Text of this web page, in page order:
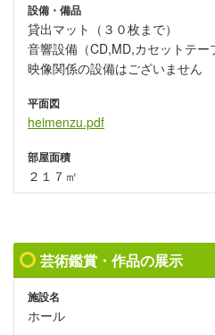
設備・備品
貸出マット（３０枚まで）
音響設備（CD,MD,カセットテ
映像関係の設備はございません
平面図
heimenzu.pdf
部屋面積
２１７㎡
芸術鑑賞・作品の展示
施設名
ホール